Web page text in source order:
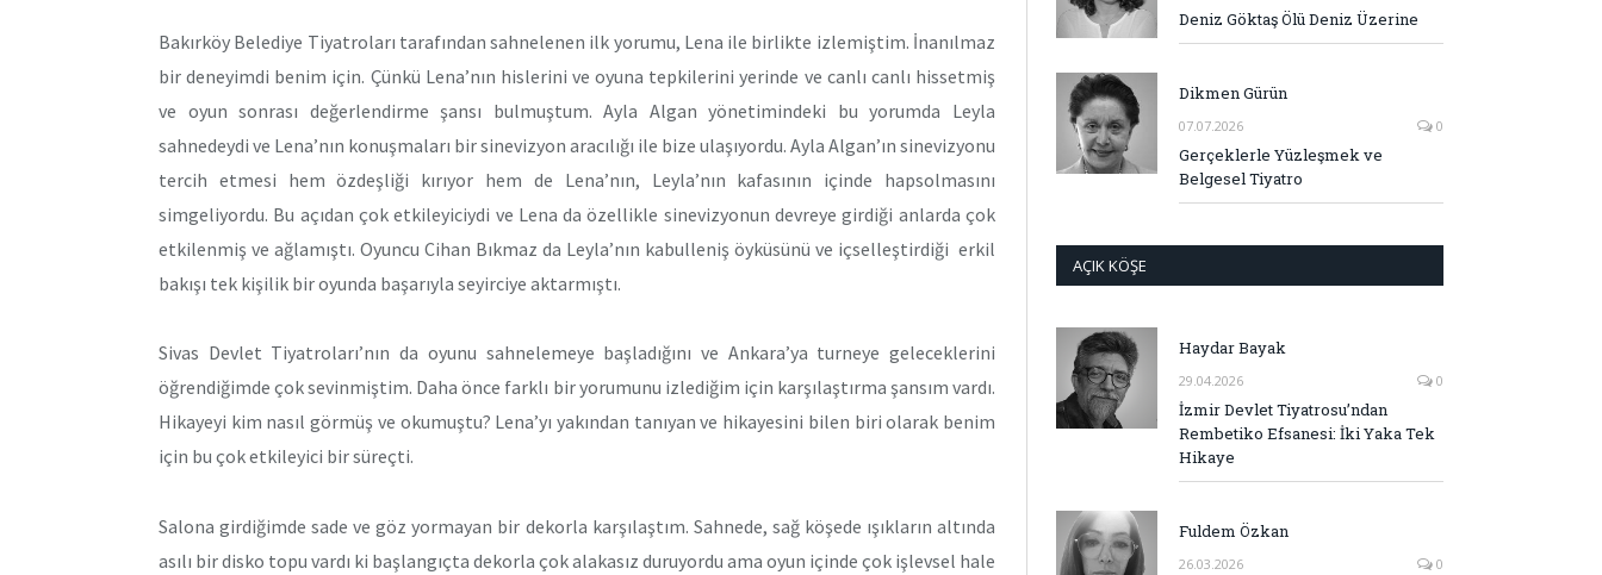
Bakırköy Belediye Tiyatroları tarafından sahnelenen ilk yorumu, Lena ile birlikte izlemiştim. İnanılmaz
bir deneyimdi benim için. Çünkü Lena’nın hislerini ve oyuna tepkilerini yerinde ve canlı canlı hissetmiş
ve oyun sonrası değerlendirme şansı bulmuştum. Ayla Algan yönetimindeki bu yorumda Leyla
sahnedeydi ve Lena’nın konuşmaları bir sinevizyon aracılığı ile bize ulaşıyordu. Ayla Algan’ın sinevizyonu
tercih etmesi hem özdeşliği kırıyor hem de Lena’nın, Leyla’nın kafasının içinde hapsolmasını
simgeliyordu. Bu açıdan çok etkileyiciydi ve Lena da özellikle sinevizyonun devreye girdiği anlarda çok
etkilenmiş ve ağlamıştı. Oyuncu Cihan Bıkmaz da Leyla’nın kabulleniş öyküsünü ve içselleştirdiği erkil
bakışı tek kişilik bir oyunda başarıyla seyirciye aktarmıştı.
Sivas Devlet Tiyatroları’nın da oyunu sahnelemeye başladığını ve Ankara’ya turneye geleceklerini
öğrendiğimde çok sevinmiştim. Daha önce farklı bir yorumunu izlediğim için karşılaştırma şansım vardı.
Hikayeyi kim nasıl görmüş ve okumuştu? Lena’yı yakından tanıyan ve hikayesini bilen biri olarak benim
için bu çok etkileyici bir süreçti.
Salona girdiğimde sade ve göz yormayan bir dekorla karşılaştım. Sahnede, sağ köşede ışıkların altında
asılı bir disko topu vardı ki başlangıçta dekorla çok alakasız duruyordu ama oyun içinde çok işlevsel hale
Deniz Göktaş Ölü Deniz Üzerine
Dikmen Gürün
07.07.2026 0
Gerçeklerle Yüzleşmek ve
Belgesel Tiyatro
AÇIK KÖŞE
Haydar Bayak
29.04.2026 0
İzmir Devlet Tiyatrosu’ndan
Rembetiko Efsanesi: İki Yaka Tek
Hikaye
Fuldem Özkan
26.03.2026 0